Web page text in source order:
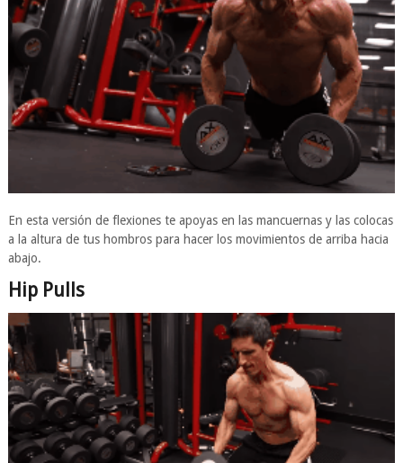
En esta versión de flexiones te apoyas en las mancuernas y las colocas
a la altura de tus hombros para hacer los movimientos de arriba hacia
abajo.
Hip Pulls